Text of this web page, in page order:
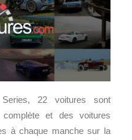
22 voitures sont
et des voitures
à chaque manche sur la